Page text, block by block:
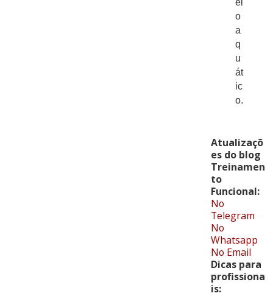
o
a
q
u
át
ic
o.
Atualizaçõ
es do blog
Treinamen
to
Funcional:
No
Telegram
No
Whatsapp
No Email
Dicas para
profissiona
is: